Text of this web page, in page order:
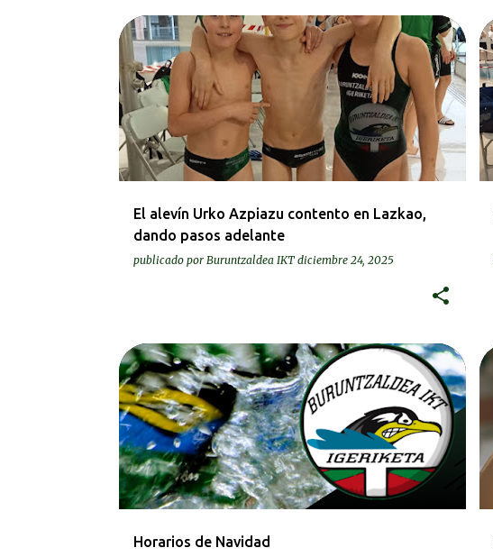
El alevín Urko Azpiazu contento en Lazkao,
dando pasos adelante
publicado por Buruntzaldea IKT diciembre 24, 2025
KRONIKAK-CRÓNICAS
Horarios de Navidad
BEREZIAK | ESPECIALES